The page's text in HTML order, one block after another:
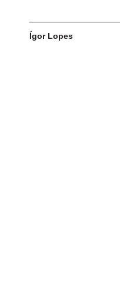
Ígor Lopes